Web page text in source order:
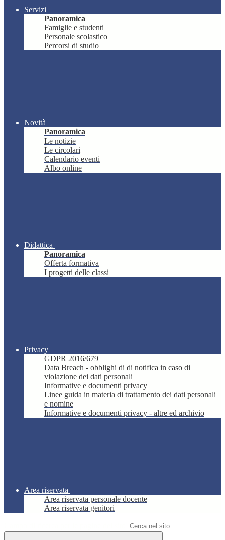
Servizi
Panoramica
Famiglie e studenti
Personale scolastico
Percorsi di studio
Novità
Panoramica
Le notizie
Le circolari
Calendario eventi
Albo online
Didattica
Panoramica
Offerta formativa
I progetti delle classi
Privacy
GDPR 2016/679
Data Breach - obblighi di di notifica in caso di
violazione dei dati personali
Informative e documenti privacy
Linee guida in materia di trattamento dei dati personali
e nomine
Informative e documenti privacy - altre ed archivio
Area riservata
Area riservata personale docente
Area riservata genitori